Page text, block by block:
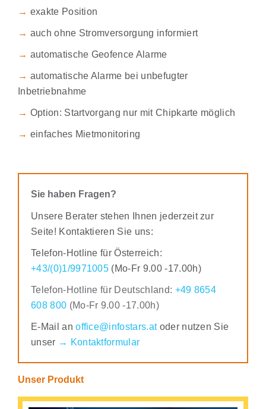
→ exakte Position
→ auch ohne Stromversorgung informiert
→ automatische Geofence Alarme
→ automatische Alarme bei unbefugter
Inbetriebnahme
→ Option: Startvorgang nur mit Chipkarte möglich
→ einfaches Mietmonitoring
Sie haben Fragen?
Unsere Berater stehen Ihnen jederzeit zur
Seite! Kontaktieren Sie uns:
Telefon-Hotline für Österreich:
+43/(0)1/9971005 (Mo-Fr 9.00 -17.00h)
Telefon-Hotline für Deutschland: +49 8654
608 800 (Mo-Fr 9.00 -17.00h)
E-Mail anoffice@infostars.at oder nutzen Sie
unser → Kontaktformular
Unser Produkt